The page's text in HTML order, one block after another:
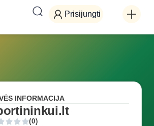
Prisijungti
INFORMACIJA
(0)